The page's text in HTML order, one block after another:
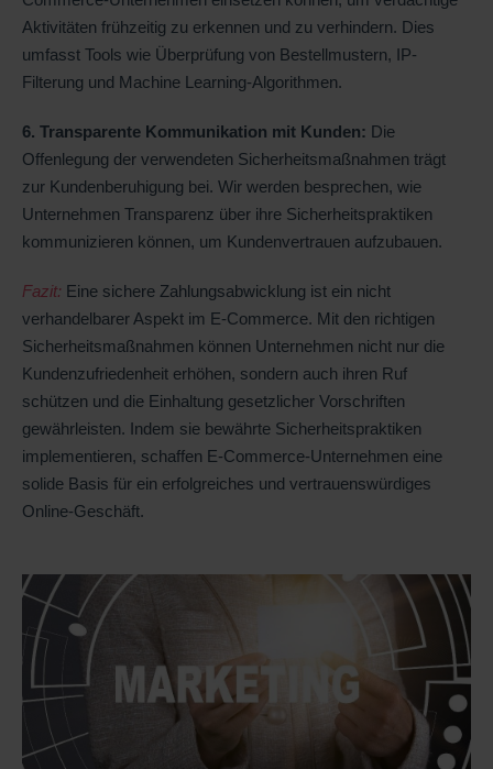
Aktivitäten frühzeitig zu erkennen und zu verhindern. Dies
umfasst Tools wie Überprüfung von Bestellmustern, IP-
Filterung und Machine Learning-Algorithmen.
6. Transparente Kommunikation mit Kunden: Die
Offenlegung der verwendeten Sicherheitsmaßnahmen trägt
zur Kundenberuhigung bei. Wir werden besprechen, wie
Unternehmen Transparenz über ihre Sicherheitspraktiken
kommunizieren können, um Kundenvertrauen aufzubauen.
Fazit: Eine sichere Zahlungsabwicklung ist ein nicht
verhandelbarer Aspekt im E-Commerce. Mit den richtigen
Sicherheitsmaßnahmen können Unternehmen nicht nur die
Kundenzufriedenheit erhöhen, sondern auch ihren Ruf
schützen und die Einhaltung gesetzlicher Vorschriften
gewährleisten. Indem sie bewährte Sicherheitspraktiken
implementieren, schaffen E-Commerce-Unternehmen eine
solide Basis für ein erfolgreiches und vertrauenswürdiges
Online-Geschäft.